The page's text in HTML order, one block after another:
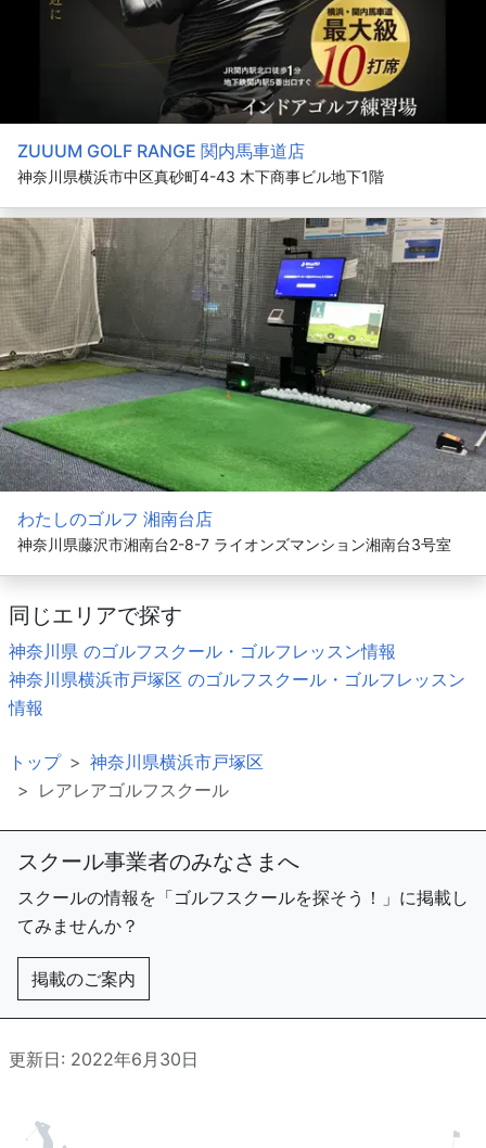
ZUUUM GOLF RANGE 関内馬車道店
神奈川県横浜市中区真砂町4-43 木下商事ビル地下1階
わたしのゴルフ 湘南台店
神奈川県藤沢市湘南台2-8-7 ライオンズマンション湘南台3号室
同じエリアで探す
神奈川県 のゴルフスクール・ゴルフレッスン情報
神奈川県横浜市戸塚区 のゴルフスクール・ゴルフレッスン
情報
トップ
神奈川県横浜市戸塚区
レアレアゴルフスクール
スクール事業者のみなさまへ
スクールの情報を「ゴルフスクールを探そう！」に掲載し
てみませんか？
掲載のご案内
更新日: 2022年6月30日